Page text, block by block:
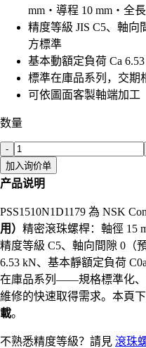
mm・導程 10 mm・全
精度等級 JIS C5、軸
方標準
基本動額定負荷 Ca
標準在庫品系列，交期
可依圖面客製軸端加工
数量
-
加入询价单
产品说明
PSS1510N1D1179 為 NSK
用） 精密滾珠螺桿：軸徑 15
精度等級 C5、軸向間隙 0（
6.53 kN、基本靜額定負荷
在庫品系列——規格標準化、
維修的快速取得需求。本頁
載。
不熟悉精度等級？請見 滾珠